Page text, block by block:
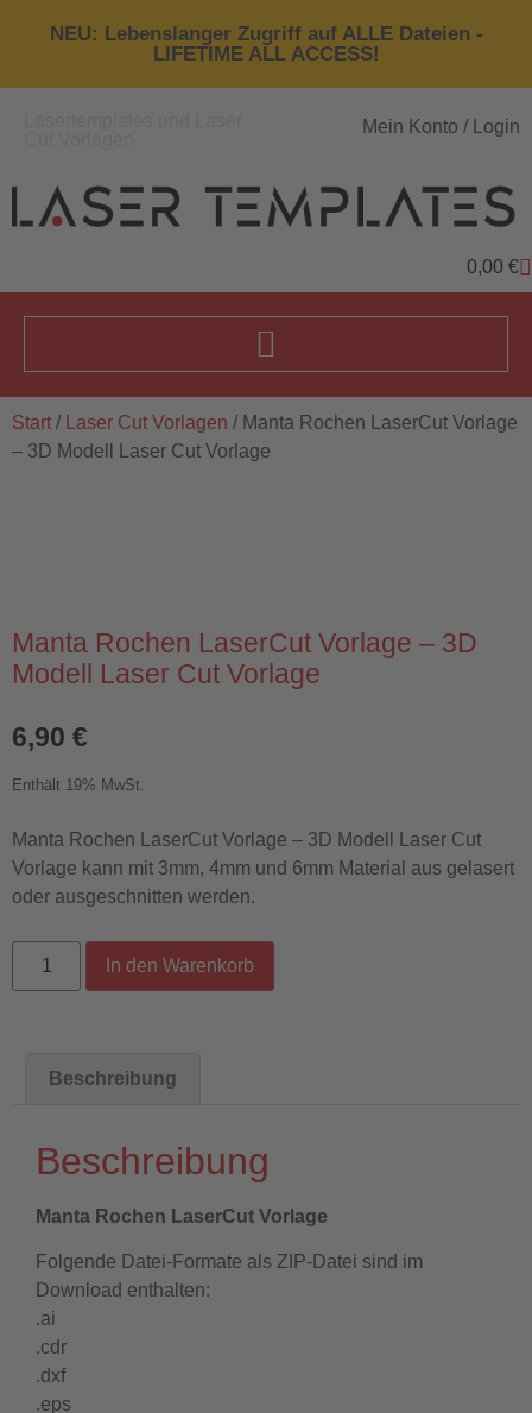
NEU: Lebenslanger Zugriff auf ALLE Dateien -
LIFETIME ALL ACCESS!
Mein Konto / Login
0,00 €
Start / Laser Cut Vorlagen / Manta Rochen LaserCut Vorlage
– 3D Modell Laser Cut Vorlage
Manta Rochen LaserCut Vorlage – 3D
Modell Laser Cut Vorlage
6,90 €
Enthält 19% MwSt.
Manta Rochen LaserCut Vorlage – 3D Modell Laser Cut
Vorlage kann mit 3mm, 4mm und 6mm Material aus gelasert
oder ausgeschnitten werden.
In den Warenkorb
Beschreibung
Beschreibung
Manta Rochen LaserCut Vorlage
Folgende Datei-Formate als ZIP-Datei sind im
Download enthalten:
.ai
.cdr
.dxf
.eps